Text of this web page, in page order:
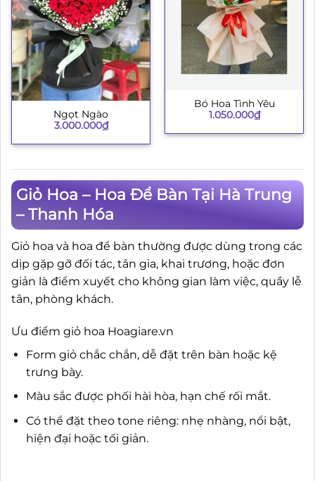
Ngọt Ngào
3.000.000₫
Bó Hoa Tình Yêu
1.050.000₫
Giỏ Hoa – Hoa Để Bàn Tại Hà Trung
– Thanh Hóa
Giỏ hoa và hoa để bàn thường được dùng trong các
dịp gặp gỡ đối tác, tân gia, khai trương, hoặc đơn
giản là điểm xuyết cho không gian làm việc, quầy lễ
tân, phòng khách.
Ưu điểm giỏ hoa Hoagiare.vn
Form giỏ chắc chắn, dễ đặt trên bàn hoặc kệ
trưng bày.
Màu sắc được phối hài hòa, hạn chế rối mắt.
Có thể đặt theo tone riêng: nhẹ nhàng, nổi bật,
hiện đại hoặc tối giản.